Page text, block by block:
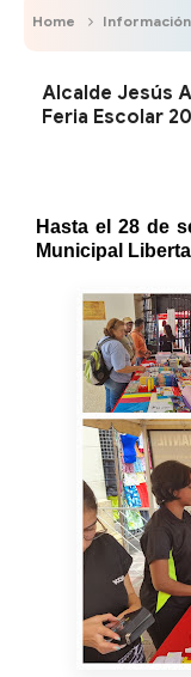
Home
Alcalde Jesús
Feria Escolar
Hasta el 28 de
Municipal